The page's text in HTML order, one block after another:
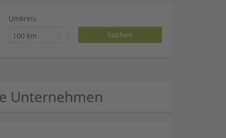
Umkreis
100 km
Unternehmen